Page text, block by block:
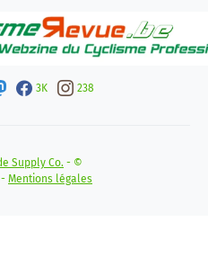
3K 238
Supply Co. - ©
- Mentions légales